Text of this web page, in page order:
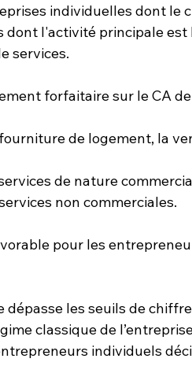
individuelles dont le
dont l'activité principale
services.
forfaitaire sur le CA de
de logement, la
de nature
non commerciales.
pour les
les seuils de
classique de
individuels